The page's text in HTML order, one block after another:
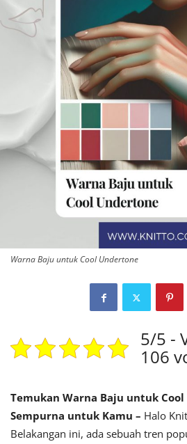
Warna Baju untuk Cool Undertone
5/5 -
106
Temukan Warna Baju untuk
Sempurna untuk Kamu – Halo
Belakangan ini, ada sebuah tren